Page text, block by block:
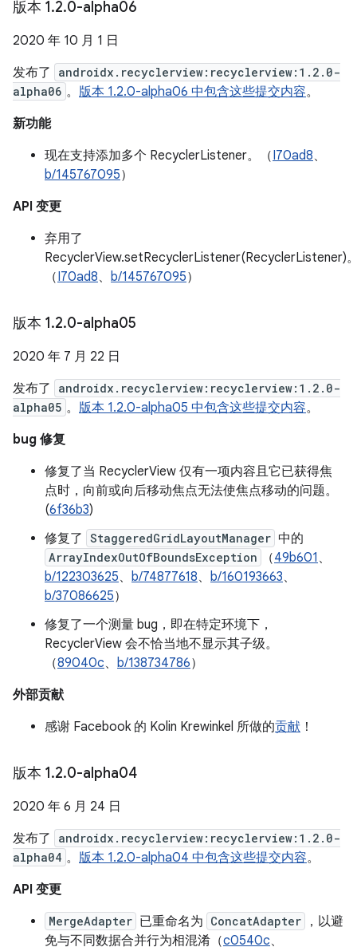
版本 1.2.0-alpha06
2020 年 10 月 1 日
发布了
androidx.recyclerview:recyclerview:1.2.0-
alpha06 。 版本 1.2.0-alpha06 中包含这些提交内容。
新功能
现在支持添加多个 RecyclerListener。（I70ad8、
b/145767095）
API 变更
弃用了
RecyclerView.setRecyclerListener(RecyclerListener)
（I70ad8、 b/145767095）
版本 1.2.0-alpha05
2020 年 7 月 22 日
发布了
androidx.recyclerview:recyclerview:1.2.0-
alpha05 。 版本 1.2.0-alpha05 中包含这些提交内容。
bug 修复
修复了当 RecyclerView 仅有一项内容且它已获得焦
点时，向前或向后移动焦点无法使焦点移动的问题。
(6f36b3)
修复了 StaggeredGridLayoutManager 中的
ArrayIndexOutOfBoundsException （49b601 、
b/122303625、 b/74877618、 b/160193663、
b/37086625）
修复了一个测量 bug，即在特定环境下，
RecyclerView 会不恰当地不显示其子级。
（89040c、 b/138734786）
外部贡献
感谢 Facebook 的 Kolin Krewinkel 所做的贡献 ！
版本 1.2.0-alpha04
2020 年 6 月 24 日
发布了
androidx.recyclerview:recyclerview:1.2.0-
alpha04 。 版本 1.2.0-alpha04 中包含这些提交内容。
API 变更
MergeAdapter 已重命名为 ConcatAdapter
，以避
免与不同数据合并行为相混淆（c0540c、